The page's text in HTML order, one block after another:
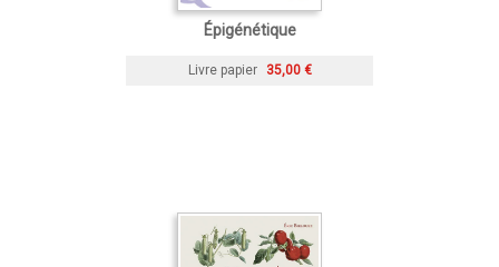
Épigénétique
Livre papier 35,00 €